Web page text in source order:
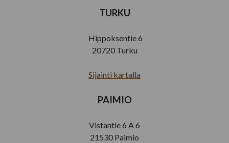
TURKU
Hippoksentie 6
20720 Turku
Sijainti kartalla
PAIMIO
Vistantie 6 A 6
21530 Paimio